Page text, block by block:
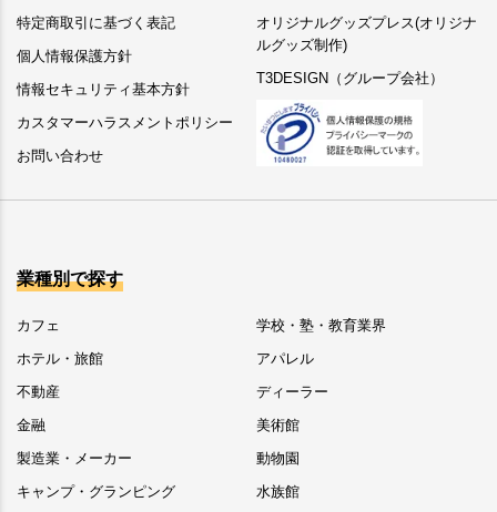
特定商取引に基づく表記
個人情報保護方針
情報セキュリティ基本方針
カスタマーハラスメントポリシー
お問い合わせ
オリジナルグッズプレス(オリジナ
ルグッズ制作)
T3DESIGN（グループ会社）
業種別で探す
カフェ
ホテル・旅館
不動産
金融
製造業・メーカー
キャンプ・グランピング
学校・塾・教育業界
アパレル
ディーラー
美術館
動物園
水族館